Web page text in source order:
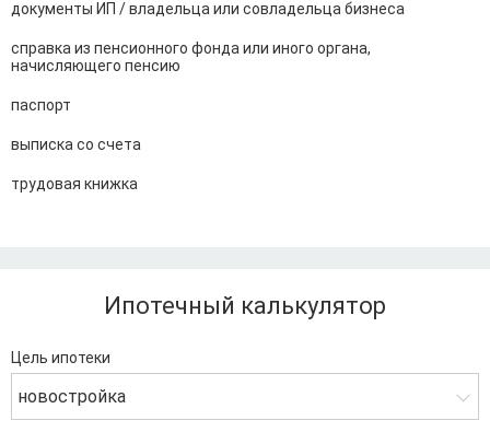
документы ИП / владельца или совладельца бизнеса
справка из пенсионного фонда или иного органа,
начисляющего пенсию
паспорт
выписка со счета
трудовая книжка
Ипотечный калькулятор
Цель ипотеки
новостройка